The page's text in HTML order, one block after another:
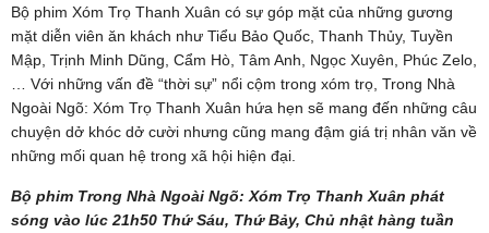
Bộ phim Xóm Trọ Thanh Xuân có sự góp mặt của những gương
mặt diễn viên ăn khách như Tiểu Bảo Quốc, Thanh Thủy, Tuyền
Mập, Trịnh Minh Dũng, Cẩm Hò, Tâm Anh, Ngọc Xuyên, Phúc Zelo,
… Với những vấn đề “thời sự” nổi cộm trong xóm trọ, Trong Nhà
Ngoài Ngõ: Xóm Trọ Thanh Xuân hứa hẹn sẽ mang đến những câu
chuyện dở khóc dở cười nhưng cũng mang đậm giá trị nhân văn về
những mối quan hệ trong xã hội hiện đại.
Bộ phim Trong Nhà Ngoài Ngõ: Xóm Trọ Thanh Xuân phát
sóng vào lúc 21h50 Thứ Sáu, Thứ Bảy, Chủ nhật hàng tuần